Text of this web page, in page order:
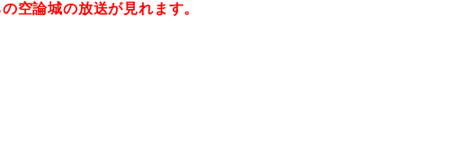
空論城の放送が見れます。